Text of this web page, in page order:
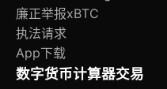
廉正举报
执法请求
App下载
xBTC
数字货币计算器交易